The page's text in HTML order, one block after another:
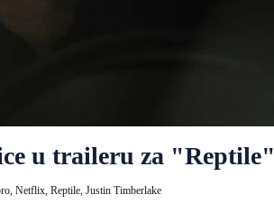
u traileru za "Reptile"
Netflix, Reptile, Justin Timberlake